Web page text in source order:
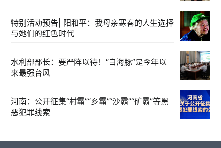
特别活动预告| 阳和平：我母亲寒春的人生选择
与她们的红色时代
水利部部长：要严阵以待！“白海豚”是今年以
来最强台风
河南：公开征集“村霸”“乡霸”“沙霸”“矿霸”等黑
恶犯罪线索